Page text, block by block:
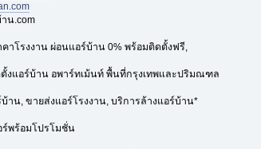
น.com
าโรงงาน ผ่อนแอร์บ้าน 0% พร้อมติดตั้งฟรี,
ตั้งแอร์บ้าน อพาร์ทเม้นท์ พื้นที่กรุงเทพและปริมณฑล
าน, ขายส่งแอร์โรงงาน, บริการล้างแอร์บ้าน*
พร้อมโปรโมชั่น